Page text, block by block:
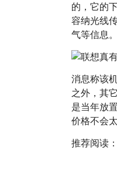
的，它的
容纳光线
气等信息。
消息称该
之外，其
是当年放
价格不会
推荐阅读：